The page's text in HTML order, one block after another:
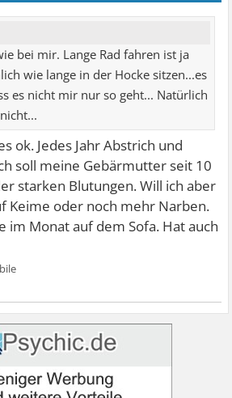
bei mir. Lange Rad fahren ist ja
wie lange in der Hocke sitzen...es
es nicht mir nur so geht... Natürlich
ok. Jedes Jahr Abstrich und
soll meine Gebärmutter seit 10
starken Blutungen. Will ich aber
Keime oder noch mehr Narben.
im Monat auf dem Sofa. Hat auch